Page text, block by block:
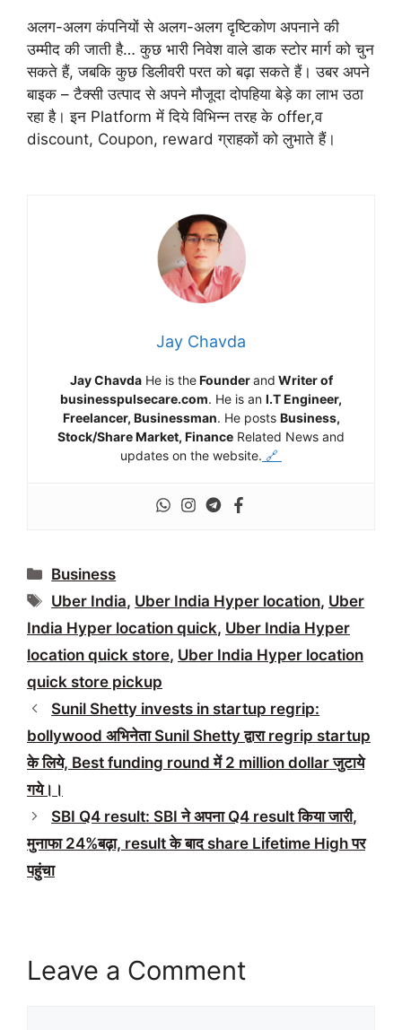
अलग-अलग कंपनियों से अलग-अलग दृष्टिकोण अपनाने की
उम्मीद की जाती है… कुछ भारी निवेश वाले डाक स्टोर मार्ग को चुन
सकते हैं, जबकि कुछ डिलीवरी परत को बढ़ा सकते हैं। उबर अपने
बाइक – टैक्सी उत्पाद से अपने मौजूदा दोपहिया बेड़े का लाभ उठा
रहा है। इन Platform में दिये विभिन्न तरह के offer,व
discount, Coupon, reward ग्राहकों को लुभाते हैं।
Jay Chavda
Jay ChavdaHe is theFounderand Writer of
businesspulsecare.com. He is an I.T Engineer,
Freelancer, Businessman. He posts Business,
Stock/Share Market, Finance Related News and
updates on the website. 🔗
Categories
Business
Tags
Uber India, Uber India Hyper location, Uber
India Hyper location quick, Uber India Hyper
location quick store, Uber India Hyper location
quick store pickup
Sunil Shetty invests in startup regrip:
bollywood अभिनेता Sunil Shetty द्वारा regrip startup
के लिये, Best funding round में 2 million dollar जुटाये
गये।।
SBI Q4 result: SBI ने अपना Q4 result किया जारी,
मुनाफा 24%बढ़ा, result के बाद share Lifetime High पर
पहुंचा
Leave a Comment